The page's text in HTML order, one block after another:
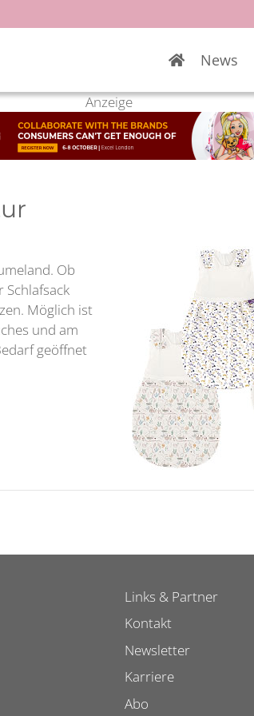
News
Anzeige
Ob
Schlafsack
Möglich ist
und am
geöffnet
Links & Partner
Kontakt
Newsletter
Karriere
Abo